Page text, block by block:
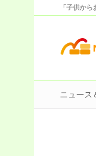
「子供か
ニュース